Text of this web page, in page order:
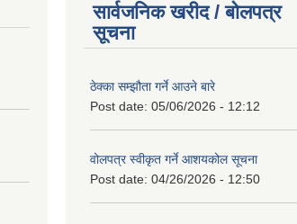
सार्वजनिक खरीद / बोलपत्र
सूचना
ठेक्का सम्झौता गर्ने आउने बारे
Post date: 05/06/2026 - 12:12
वोलपत्र स्वीकृत गर्ने आशयकोल सूचना
Post date: 04/26/2026 - 12:50